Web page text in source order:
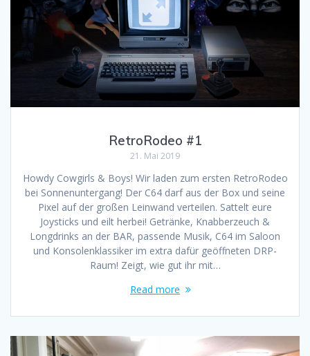
RetroRodeo #1
21. Mai 2019
Howdy Cowgirls & Boys! Wir laden zum ersten RetroRodeo
bei Sonnenuntergang! Der C64 darf aus der Box und seine
Pixel auf der großen Leinwand verteilen. Sattelt eure
Joysticks und eilt herbei! Getränke, Knabberzeuch &
Longdrinks an der BAR, passende Musik, C64 im Saloon
und Konsolenklassiker im extra dafür geöffneten DRP-
Raum! Zeigt, wie gut ihr mit…
Read more